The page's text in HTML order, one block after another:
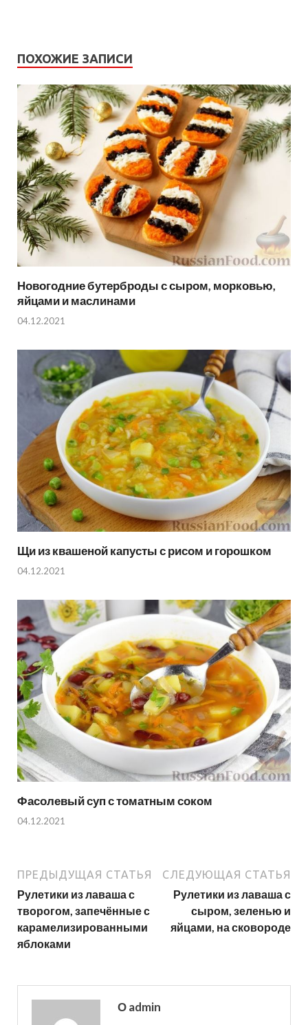
ПОХОЖИЕ ЗАПИСИ
Новогодние бутерброды с сыром, морковью,
яйцами и маслинами
04.12.2021
Щи из квашеной капусты с рисом и горошком
04.12.2021
Фасолевый суп с томатным соком
04.12.2021
ПРЕДЫДУЩАЯ СТАТЬЯ
Рулетики из лаваша с
творогом, запечённые с
карамелизированными
яблоками
СЛЕДУЮЩАЯ СТАТЬЯ
Рулетики из лаваша с
сыром, зеленью и
яйцами, на сковороде
О admin